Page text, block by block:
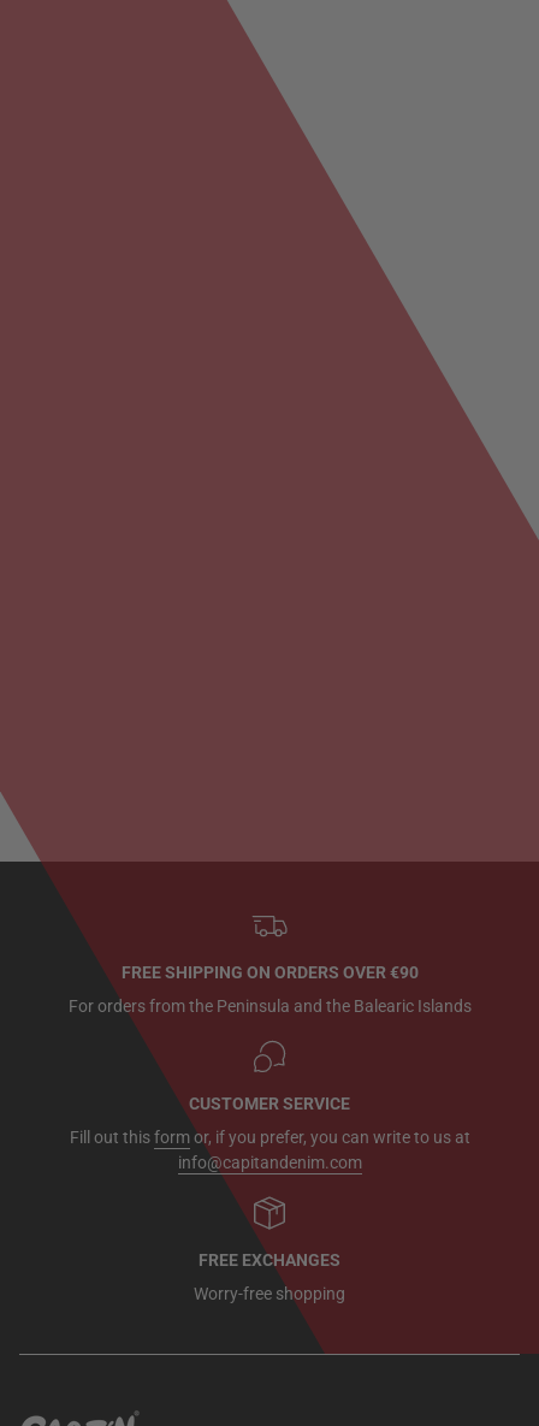
FREE SHIPPING ON ORDERS OVER €90
For orders from the Peninsula and the Balearic Islands
CUSTOMER SERVICE
Fill out thisformor, if you prefer, you can write to us at
info@capitandenim.com
FREE EXCHANGES
Worry-free shopping